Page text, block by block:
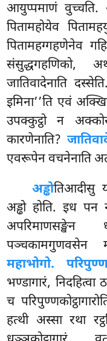
आयुप्पमाणं वुच्चति.
पितामहोयेव
पितामहग्गहणेनेव
संसुद्धगहणिको,
जातिवादेनाति दस्सेति.
इमिना’’ति एवं
उपक्कुट्ठो न
कारणेनाति?
एवरूपेन वचनेनाति
अड्ढोतिआदीसु
अड्ढो होति. इध
अपरिमाणसङ्खेन
पञ्चकामगुणवसेन
महाभोगो.
भण्डागारं,
च
हत्थी अस्सा रथा